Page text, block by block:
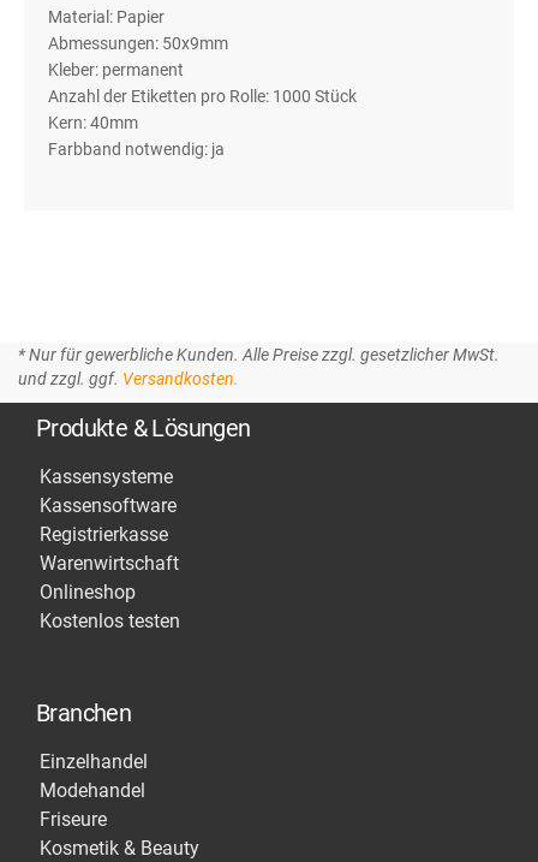
Material: Papier
Abmessungen: 50x9mm
Kleber: permanent
Anzahl der Etiketten pro Rolle: 1000 Stück
Kern: 40mm
Farbband notwendig: ja
* Nur für gewerbliche Kunden. Alle Preise zzgl. gesetzlicher MwSt.
und zzgl. ggf. Versandkosten.
Produkte & Lösungen
Kassensysteme
Kassensoftware
Registrierkasse
Warenwirtschaft
Onlineshop
Kostenlos testen
Branchen
Einzelhandel
Modehandel
Friseure
Kosmetik & Beauty